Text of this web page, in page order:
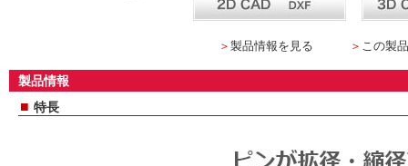
＞ 製品情報を見る ＞ この製
製品情報
■ 特長